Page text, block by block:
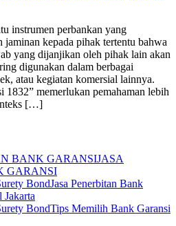
instrumen perbankan yang
kepada pihak tertentu bahwa
yang dijanjikan oleh pihak lain akan
digunakan dalam berbagai
atau kegiatan komersial lainnya.
1832” memerlukan pemahaman lebih
[…]
JASA
GARANSI
Jasa Penerbitan Bank
Tips Memilih Bank Garansi